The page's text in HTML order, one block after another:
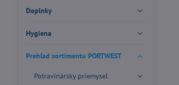
Doplnky
Hygiena
Prehľad sortimentu PORTWEST
Potravinársky priemysel